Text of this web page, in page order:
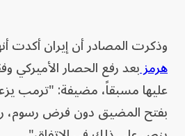
وذكرت المصادر أن إيران أكدت
هرمزبعد رفع الحصار الأميركي
عليها مسبقاً، مضيفة: "ترمب
بفتح المضيق دون فرض رسوم،